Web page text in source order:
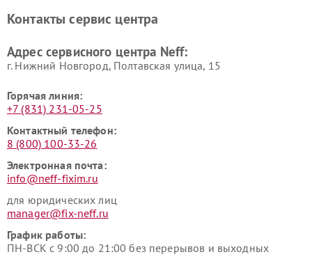
Контакты сервис центра
Адрес сервисного центра Neff:
г. Нижний Новгород, Полтавская улица, 15
Горячая линия:
+7 (831) 231-05-25
Контактный телефон:
8 (800) 100-33-26
Электронная почта:
info@neff-fixim.ru
для юридических лиц
manager@fix-neff.ru
График работы:
ПН-ВСК с 9:00 до 21:00 без перерывов и выходных